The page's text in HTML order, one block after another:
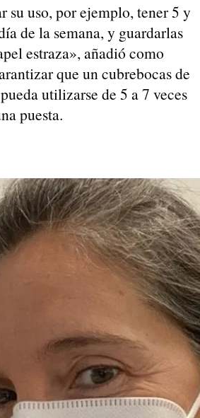
su uso, por ejemplo, tener 5 y
de la semana, y guardarlas
estraza», añadió como
que un cubrebocas de
utilizarse de 5 a 7 veces
puesta.